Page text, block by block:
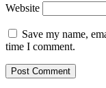
Website
Save my name,
time I comment.